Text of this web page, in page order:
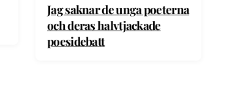
Jag saknar de unga poeterna
och deras halvtjackade
poesidebatt